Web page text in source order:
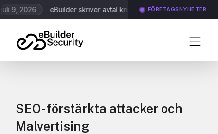
eBuilder skriver avtal kring Application Scanning och
FÖRETAGSNYHETER
SEO-förstärkta attacker och
Malvertising